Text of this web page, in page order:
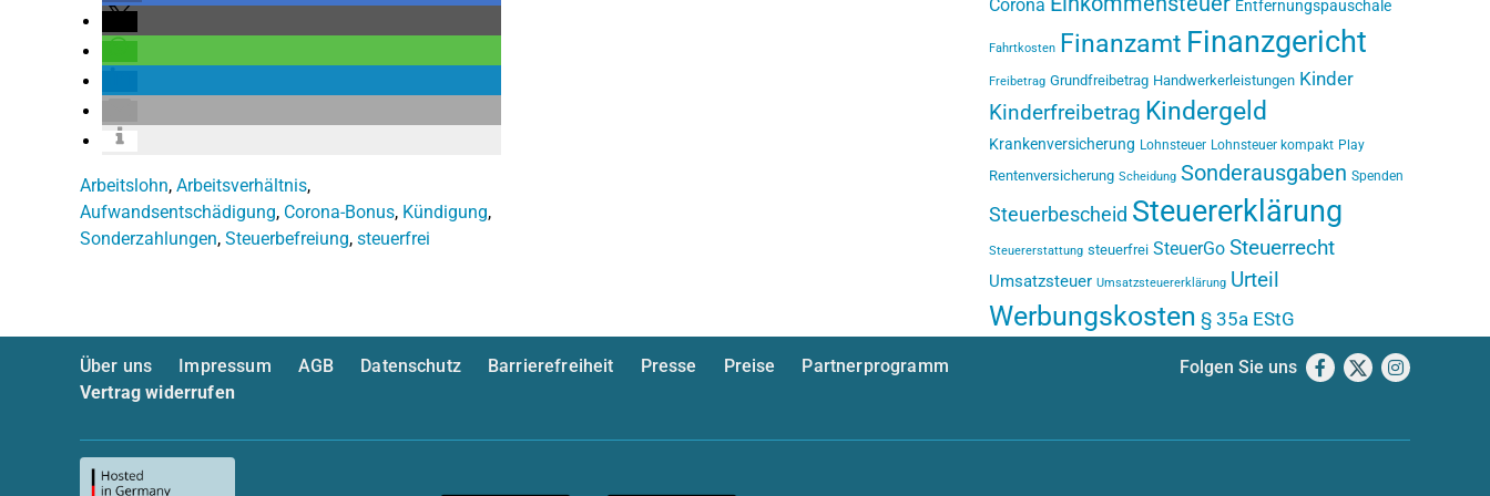
Arbeitslohn, Arbeitsverhältnis,
Aufwandsentschädigung, Corona-Bonus, Kündigung,
Sonderzahlungen, Steuerbefreiung, steuerfrei
Corona Entfernungspauschale
Fahrtkosten Finanzamt Finanzgericht
Freibetrag Grundfreibetrag Handwerkerleistungen Kinder
Kinderfreibetrag Kindergeld
Krankenversicherung Lohnsteuer Lohnsteuer kompakt Play
Rentenversicherung Scheidung Sonderausgaben Spenden
Steuerbescheid Steuererklärung
Steuererstattung steuerfrei SteuerGo Steuerrecht
Umsatzsteuer Umsatzsteuererklärung Urteil
Werbungskosten § 35a EStG
Über uns Impressum AGB Datenschutz Barrierefreiheit Presse Preise
Partnerprogramm
Vertrag widerrufen
Folgen Sie uns Facebook
X Instagram